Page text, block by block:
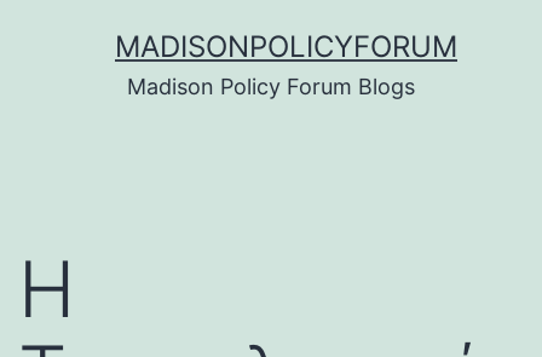
MADISONPOLICYFORUM
Madison Policy Forum Blogs
Η